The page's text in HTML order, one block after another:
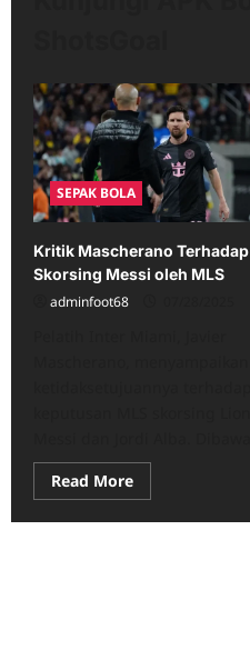
SEPAK BOLA
Kritik Mascherano Terhadap
Skorsing Messi oleh MLS
adminfoot68
Read MoreRead
more
Kritik